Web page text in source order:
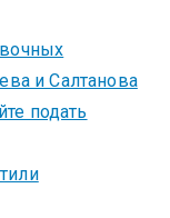
и Салтанова
подать